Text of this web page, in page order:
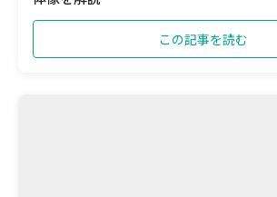
この記事を読む